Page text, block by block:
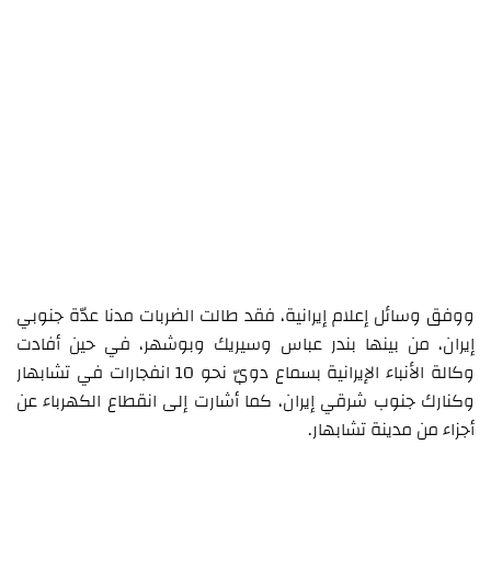
ووفق وسائل إعلام إيرانية، فقد طالت الضربات مدنا عدّة جنوبي
إيران، من بينها بندر عباس وسيريك وبوشهر، في حين أفادت
وكالة الأنباء الإيرانية بسماع دويّ نحو 10 انفجارات في تشابهار
وكنارك جنوب شرقي إيران، كما أشارت إلى انقطاع الكهرباء عن
أجزاء من مدينة تشابهار.